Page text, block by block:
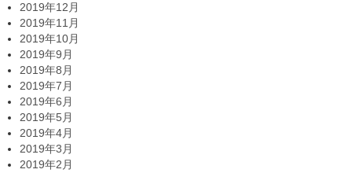
2019年12月
2019年11月
2019年10月
2019年9月
2019年8月
2019年7月
2019年6月
2019年5月
2019年4月
2019年3月
2019年2月